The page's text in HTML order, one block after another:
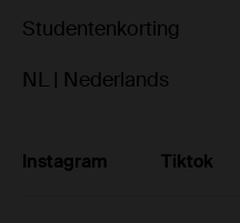
Studentenkorting
NL | Nederlands
Instagram Tiktok